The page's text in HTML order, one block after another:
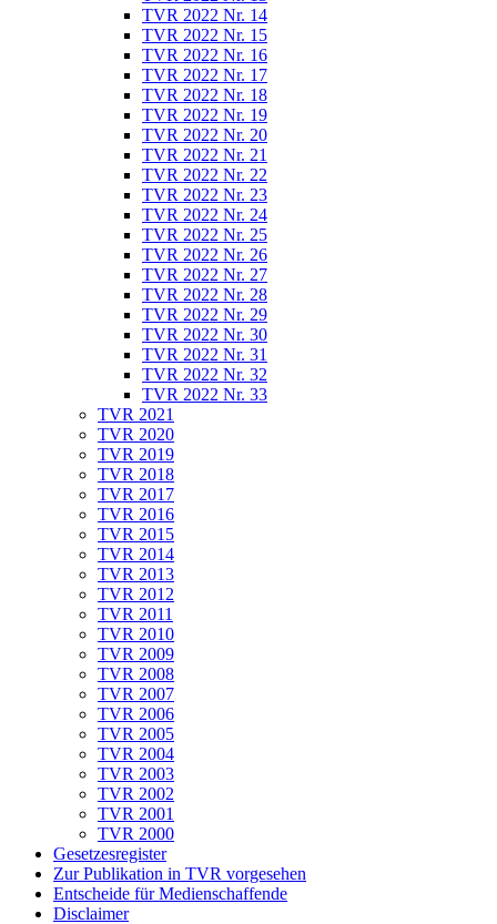
TVR 2022 Nr. 14
TVR 2022 Nr. 15
TVR 2022 Nr. 16
TVR 2022 Nr. 17
TVR 2022 Nr. 18
TVR 2022 Nr. 19
TVR 2022 Nr. 20
TVR 2022 Nr. 21
TVR 2022 Nr. 22
TVR 2022 Nr. 23
TVR 2022 Nr. 24
TVR 2022 Nr. 25
TVR 2022 Nr. 26
TVR 2022 Nr. 27
TVR 2022 Nr. 28
TVR 2022 Nr. 29
TVR 2022 Nr. 30
TVR 2022 Nr. 31
TVR 2022 Nr. 32
TVR 2022 Nr. 33
TVR 2021
TVR 2020
TVR 2019
TVR 2018
TVR 2017
TVR 2016
TVR 2015
TVR 2014
TVR 2013
TVR 2012
TVR 2011
TVR 2010
TVR 2009
TVR 2008
TVR 2007
TVR 2006
TVR 2005
TVR 2004
TVR 2003
TVR 2002
TVR 2001
TVR 2000
Gesetzesregister
Zur Publikation in TVR vorgesehen
Entscheide für Medienschaffende
Disclaimer